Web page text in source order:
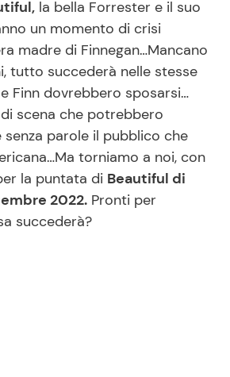
Ricette Facili e Veloci
Ricette Feste
Ricette per Bambini
la bella Forrester e il suo
un momento di crisi
madre di Finnegan…Mancano
tutto succederà nelle stesse
Finn dovrebbero sposarsi…
scena che potrebbero
senza parole il pubblico che
torniamo a noi, con
la puntata di Beautiful di
2022. Pronti per
succederà?